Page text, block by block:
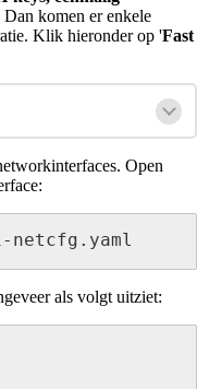
Dan komen er enkele
Klik hieronder op 'Fast
Open
netcfg.yaml
als volgt uitziet: